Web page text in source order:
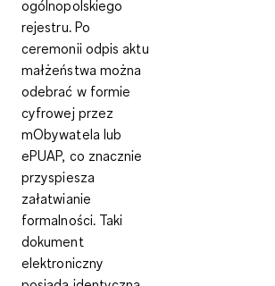
ogólnopolskiego
rejestru. Po
ceremonii odpis aktu
małżeństwa można
odebrać w formie
cyfrowej przez
mObywatela lub
ePUAP, co znacznie
przyspiesza
załatwianie
formalności. Taki
dokument
elektroniczny